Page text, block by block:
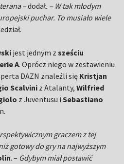
–dodał. – W tak młodym
puchar. To musiało wiele
jest jednym zsześciu
A. Oprócz niego w zestawieniu
DAZN znaleźli się Kristjan
Scalvini z Atalanty,Wilfried
z Juventusu iSebastiano
graczem z tej
gotowy do gry na najwyższym
. – Gdybym miał postawić